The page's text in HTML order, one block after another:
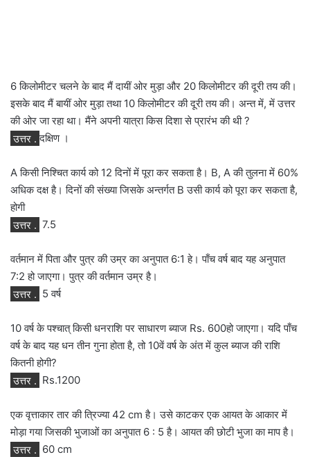
6 किलोमीटर चलने के बाद मैं दायीं ओर मुड़ा और 20 किलोमीटर की दूरी तय की।
इसके बाद मैं बायीं ओर मुड़ा तथा 10 किलोमीटर की दूरी तय की। अन्त में, में उत्तर
की ओर जा रहा था। मैंने अपनी यात्रा किस दिशा से प्रारंभ की थी ?
उत्तर . दक्षिण ।
A किसी निश्चित कार्य को 12 दिनों में पूरा कर सकता है। B, A की तुलना में 60%
अधिक दक्ष है। दिनों की संख्या जिसके अन्तर्गत B उसी कार्य को पूरा कर सकता है,
होगी
उत्तर . 7.5
वर्तमान में पिता और पुत्र की उम्र का अनुपात 6:1 हे। पाँच वर्ष बाद यह अनुपात
7:2 हो जाएगा। पुत्र की वर्तमान उम्र है।
उत्तर . 5 वर्ष
10 वर्ष के पश्चात् किसी धनराशि पर साधारण ब्याज Rs. 600हो जाएगा। यदि पाँच
वर्ष के बाद यह धन तीन गुना होता है, तो 10वें वर्ष के अंत में कुल ब्याज की राशि
कितनी होगी?
उत्तर . Rs.1200
एक वृत्ताकार तार की त्रिज्या 42 cm है। उसे काटकर एक आयत के आकार में
मोड़ा गया जिसकी भुजाओं का अनुपात 6 : 5 है। आयत की छोटी भुजा का माप है।
उत्तर . 60 cm